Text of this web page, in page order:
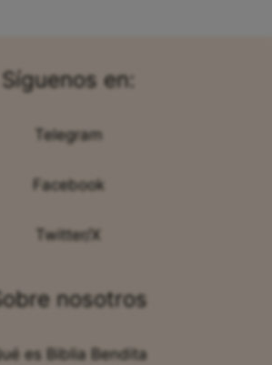
Síguenos en:
Telegram
Facebook
Twitter/X
nosotros
es Biblia Bendita